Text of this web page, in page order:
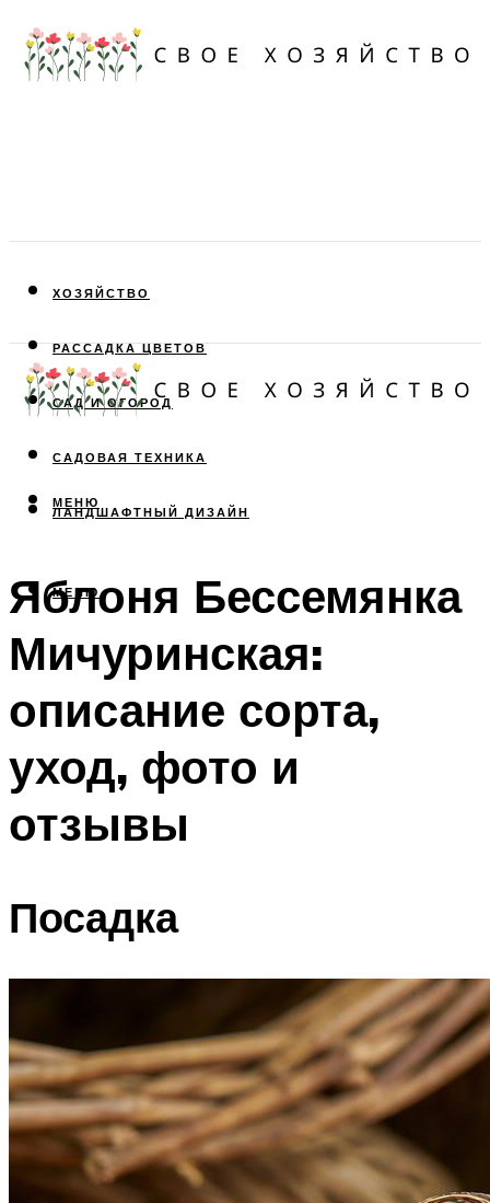
ХОЗЯЙСТВО
РАССАДКА ЦВЕТОВ
САД И ОГОРОД
САДОВАЯ ТЕХНИКА
ЛАНДШАФТНЫЙ ДИЗАЙН
МЕНЮ
МЕНЮ
Яблоня Бессемянка
Мичуринская:
описание сорта,
уход, фото и
отзывы
Посадка